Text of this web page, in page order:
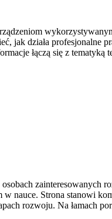
jak działa profesjonalne
łączą się z
zainteresowanych
nauce. Strona stanowi
rozwoju. Na łamach